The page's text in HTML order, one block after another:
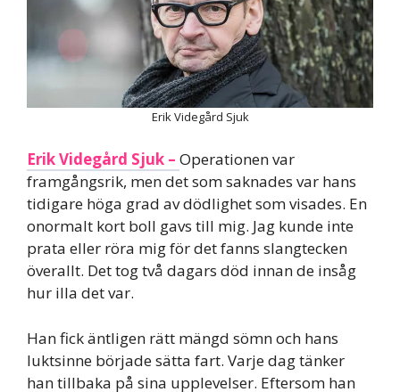
Erik Videgård Sjuk
Erik Videgård Sjuk – Operationen var
framgångsrik, men det som saknades var hans
tidigare höga grad av dödlighet som visades. En
onormalt kort boll gavs till mig. Jag kunde inte
prata eller röra mig för det fanns slangtecken
överallt. Det tog två dagars död innan de insåg
hur illa det var.
Han fick äntligen rätt mängd sömn och hans
luktsinne började sätta fart. Varje dag tänker
han tillbaka på sina upplevelser. Eftersom han